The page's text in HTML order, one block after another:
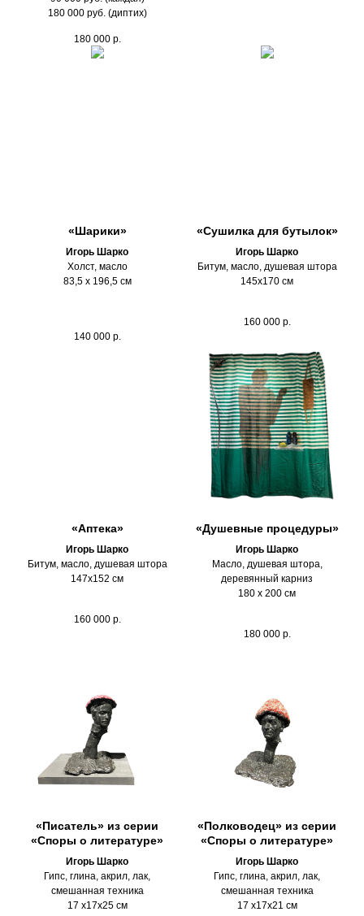
180 000 руб. (диптих)
180 000 р.
«Шарики»
Игорь Шарко
Холст, масло
83,5 х 196,5 см
140 000 р.
«Сушилка для бутылок»
Игорь Шарко
Битум, масло, душевая штора
145х170 см
160 000 р.
«Аптека»
Игорь Шарко
Битум, масло, душевая штора
147х152 см
160 000 р.
«Душевные процедуры»
Игорь Шарко
Масло, душевая штора,
деревянный карниз
180 х 200 см
180 000 р.
«Писатель» из серии
«Споры о литературе»
Игорь Шарко
Гипс, глина, акрил, лак,
смешанная техника
17 х17х25 см
«Полководец» из серии
«Споры о литературе»
Игорь Шарко
Гипс, глина, акрил, лак,
смешанная техника
17 х17х21 см